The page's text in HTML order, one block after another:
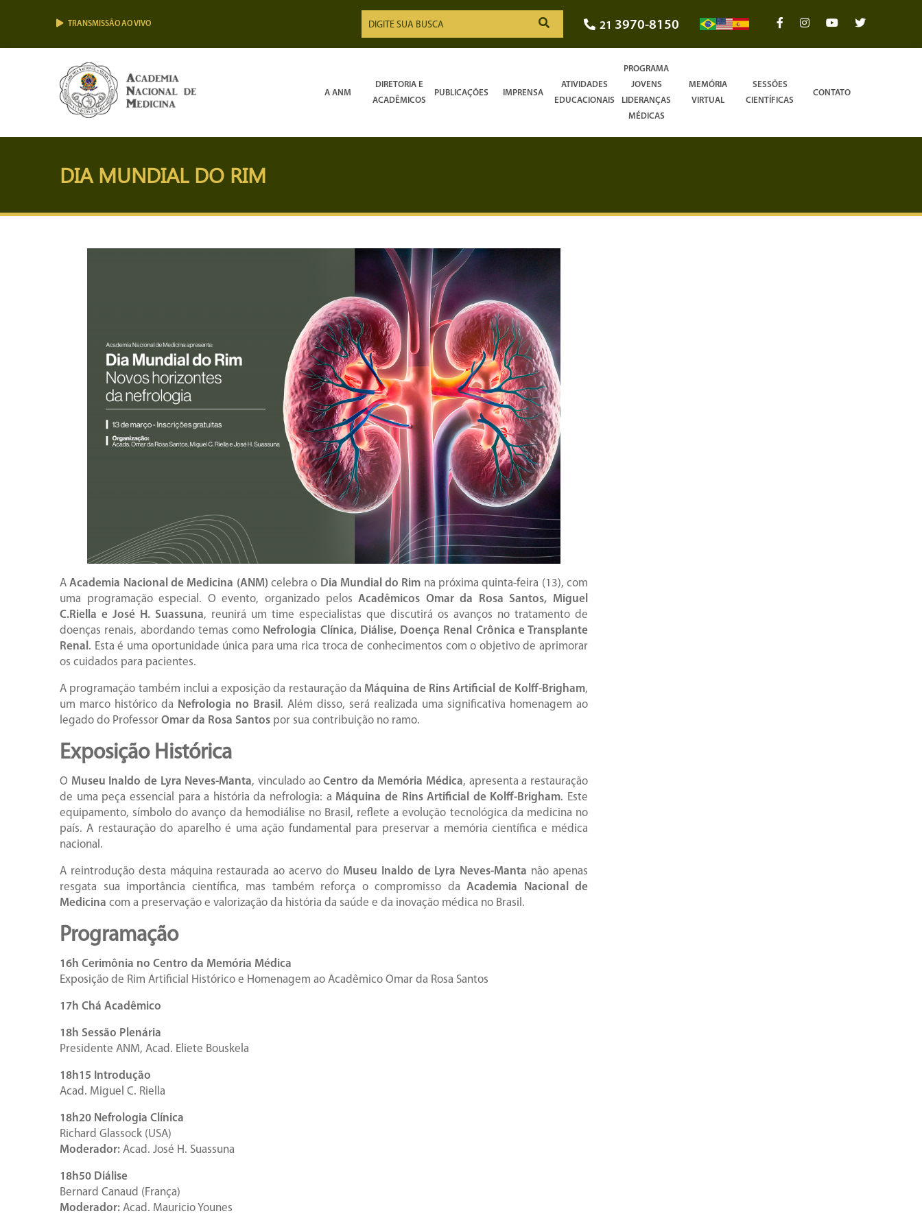
TRANSMISSÃO AO VIVO 21 3970-8150
A ANM
DIRETORIA E
ACADÊMICOS
PUBLICAÇÕES IMPRENSA
ATIVIDADES
EDUCACIONAIS
PROGRAMA
JOVENS
LIDERANÇAS
MÉDICAS
MEMÓRIA
VIRTUAL
SESSÕES
CIENTÍFICAS
CONTATO
DIA MUNDIAL DO RIM
AAcademia Nacional de Medicina (ANM) celebra o Dia Mundial do Rim na próxima quinta-feira (13), com
uma programação especial. O evento, organizado pelos Acadêmicos Omar da Rosa Santos, Miguel
C.Riella e José H. Suassuna, reunirá um time especialistas que discutirá os avanços no tratamento de
doenças renais, abordando temas como Nefrologia Clínica, Diálise, Doença Renal Crônica e Transplante
Renal . Esta é uma oportunidade única para uma rica troca de conhecimentos com o objetivo de aprimorar
os cuidados para pacientes.
A programação também inclui a exposição da restauração da Máquina de Rins Artificial de Kolff-Brigham,
um marco histórico da Nefrologia no Brasil . Além disso, será realizada uma significativa homenagem ao
legado do Professor Omar da Rosa Santos por sua contribuição no ramo.
Exposição Histórica
O Museu Inaldo de Lyra Neves-Manta, vinculado aoCentro da Memória Médica, apresenta a restauração
de uma peça essencial para a história da nefrologia: a Máquina de Rins Artificial de Kolff-Brigham. Este
equipamento, símbolo do avanço da hemodiálise no Brasil, reflete a evolução tecnológica da medicina no
país. A restauração do aparelho é uma ação fundamental para preservar a memória científica e médica
nacional.
A reintrodução desta máquina restaurada ao acervo do Museu Inaldo de Lyra Neves-Manta não apenas
resgata sua importância científica, mas também reforça o compromisso da Academia Nacional de
Medicina com a preservação e valorização da história da saúde e da inovação médica no Brasil.
Programação
16h Cerimônia no Centro da Memória Médica
Exposição de Rim Artificial Histórico e Homenagem ao Acadêmico Omar da Rosa Santos
17h Chá Acadêmico
18h Sessão Plenária
Presidente ANM, Acad. Eliete Bouskela
18h15 Introdução
Acad. Miguel C. Riella
18h20 Nefrologia Clínica
Richard Glassock (USA)
Moderador: Acad. José H. Suassuna
18h50 Diálise
Bernard Canaud (França)
Moderador: Acad. Mauricio Younes